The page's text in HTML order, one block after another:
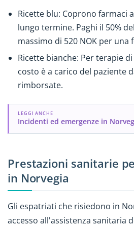
Ricette blu: Coprono farmaci
lungo termine. Paghi il 50%
massimo di 520 NOK per
Ricette bianche: Per terapie
costo è a carico del paziente
rimborsate.
LEGGI ANCHE
Incidenti ed emergenze in
Prestazioni sanitarie
in Norvegia
Gli espatriati che risiedono in
accesso all'assistenza sanitaria